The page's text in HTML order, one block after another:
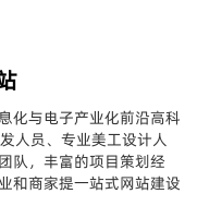
化与电子产业化前沿高科
人员、专业美工设计人
队，丰富的项目策划经
和商家提一站式网站建设